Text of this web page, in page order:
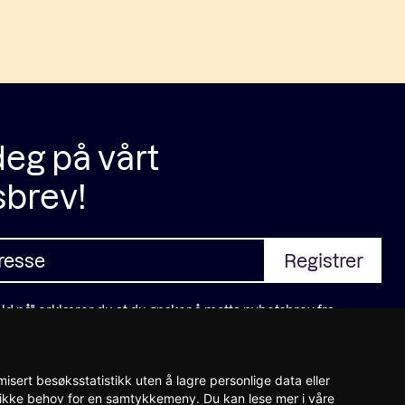
på vårt
på" erklærer du at du ønsker å motta nyhetsbrev fra
besøksstatistikk uten å lagre personlige data eller
behov for en samtykkemeny. Du kan lese mer i våre